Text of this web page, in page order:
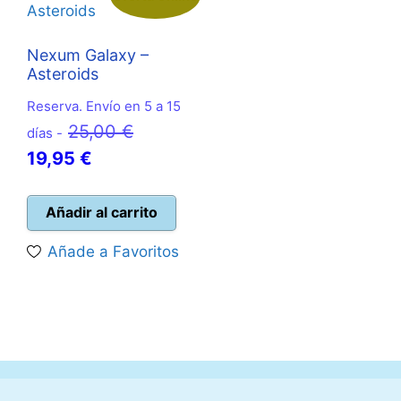
Nexum Galaxy –
Asteroids
Reserva. Envío en 5 a 15
días - 25,00€El
era:
25,00 €.
19,95 €
actual
es:
19,95 €.
Añadir al carrito
Añade a Favoritos